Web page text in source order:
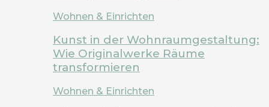
Wohnen & Einrichten
Kunst in der Wohnraumgestaltung:
Wie Originalwerke Räume
transformieren
Wohnen & Einrichten